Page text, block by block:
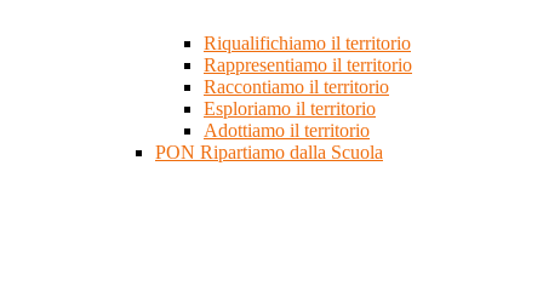
Riqualifichiamo il territorio
Rappresentiamo il territorio
Raccontiamo il territorio
Esploriamo il territorio
Adottiamo il territorio
PON Ripartiamo dalla Scuola